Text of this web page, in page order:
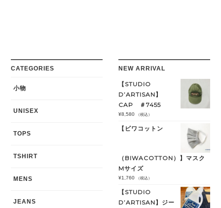
CATEGORIES
小物
UNISEX
TOPS
TSHIRT
MENS
JEANS
NEW ARRIVAL
【STUDIO
D’ARTISAN】
CAP ＃7455
¥8,580 （税込）
【ビワコットン
（BIWACOTTON）】マスク
Mサイズ
¥1,760 （税込）
【STUDIO
D’ARTISAN】ジー